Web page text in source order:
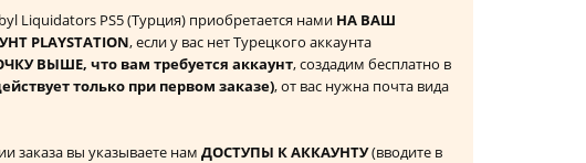
Liquidators PS5 (Турция) приобретается нами НА ВАШ
PLAYSTATION, если у вас нет Турецкого аккаунта
ВЫШЕ, что вам требуется аккаунт, создадим бесплатно в
только при первом заказе), от вас нужна почта вида
заказа вы указываете нам ДОСТУПЫ К АККАУНТУ(вводите в